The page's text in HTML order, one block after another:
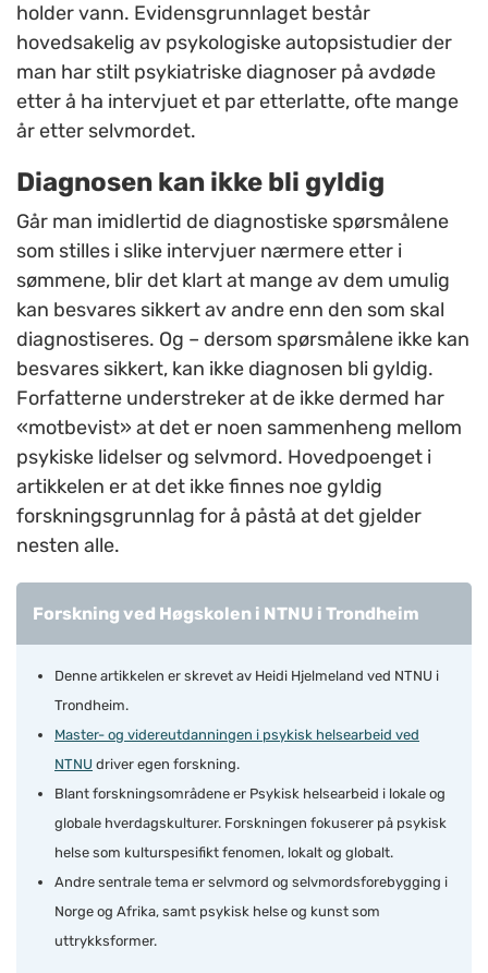
holder vann. Evidensgrunnlaget består
hovedsakelig av psykologiske autopsistudier der
man har stilt psykiatriske diagnoser på avdøde
etter å ha intervjuet et par etterlatte, ofte mange
år etter selvmordet.
Diagnosen kan ikke bli gyldig
Går man imidlertid de diagnostiske spørsmålene
som stilles i slike intervjuer nærmere etter i
sømmene, blir det klart at mange av dem umulig
kan besvares sikkert av andre enn den som skal
diagnostiseres. Og – dersom spørsmålene ikke kan
besvares sikkert, kan ikke diagnosen bli gyldig.
Forfatterne understreker at de ikke dermed har
«motbevist» at det er noen sammenheng mellom
psykiske lidelser og selvmord. Hovedpoenget i
artikkelen er at det ikke finnes noe gyldig
forskningsgrunnlag for å påstå at det gjelder
nesten alle.
Forskning ved Høgskolen i NTNU i Trondheim
Denne artikkelen er skrevet av Heidi Hjelmeland ved NTNU i
Trondheim.
Master- og videreutdanningen i psykisk helsearbeid ved
NTNU driver egen forskning.
Blant forskningsområdene er Psykisk helsearbeid i lokale og
globale hverdagskulturer. Forskningen fokuserer på psykisk
helse som kulturspesifikt fenomen, lokalt og globalt.
Andre sentrale tema er selvmord og selvmordsforebygging i
Norge og Afrika, samt psykisk helse og kunst som
uttrykksformer.